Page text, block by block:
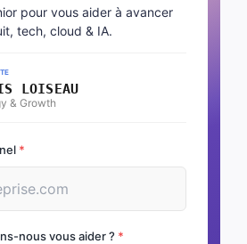
pour vous aider à avancer
tech, cloud & IA.
LOISEAU
& Growth
*
nous vous aider ? *